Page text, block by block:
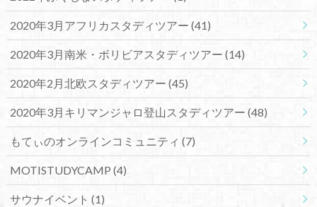
2020年3月アフリカスタディツアー (41)
2020年3月南米・ボリビアスタディツアー (14)
2020年2月北欧スタディツアー (45)
2020年3月キリマンジャロ登山スタディツアー (48)
もてぃのオンラインコミュニティ (7)
MOTISTUDYCAMP (4)
サウナイベント (1)